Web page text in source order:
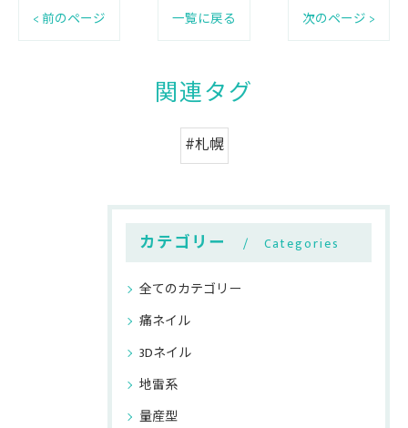
< 前のページ 一覧に戻る 次のページ >
関連タグ
#札幌
カテゴリー Categories
全てのカテゴリー
痛ネイル
3Dネイル
地雷系
量産型